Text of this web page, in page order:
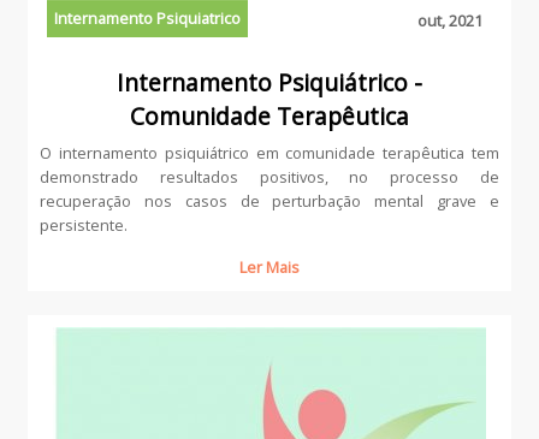
Internamento Psiquiatrico out, 2021
Internamento Psiquiátrico -
Comunidade Terapêutica
O internamento psiquiátrico em comunidade terapêutica tem
demonstrado resultados positivos, no processo de
recuperação nos casos de perturbação mental grave e
persistente.
Ler Mais